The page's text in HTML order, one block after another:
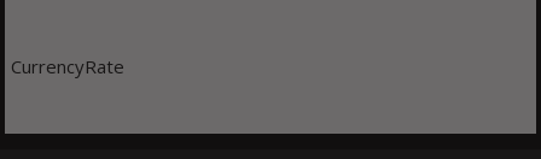
CurrencyRate